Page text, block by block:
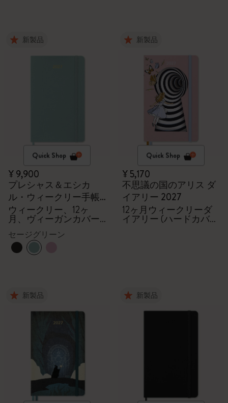
新製品
Quick Shop
¥ 9,900
プレシャス＆エシカ
ル・ウィークリー手帳
2027
ウィークリー、12ヶ
月、ヴィーガンカバー,
ギフトボックス
セージグリーン
新製品
Quick Shop
¥ 5,170
不思議の国のアリス ダ
イアリー 2027
12ヶ月ウィークリーダ
イアリー (ハードカバ
新製品 新製品